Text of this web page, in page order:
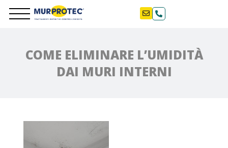
COME ELIMINARE L’UMIDITÀ
DAI MURI INTERNI